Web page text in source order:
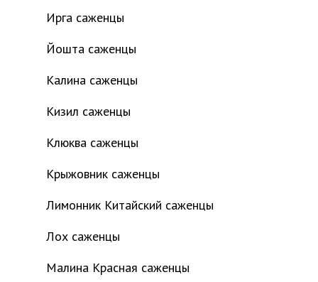
Ирга саженцы
Йошта саженцы
Калина саженцы
Кизил саженцы
Клюква саженцы
Крыжовник саженцы
Лимонник Китайский саженцы
Лох саженцы
Малина Красная саженцы